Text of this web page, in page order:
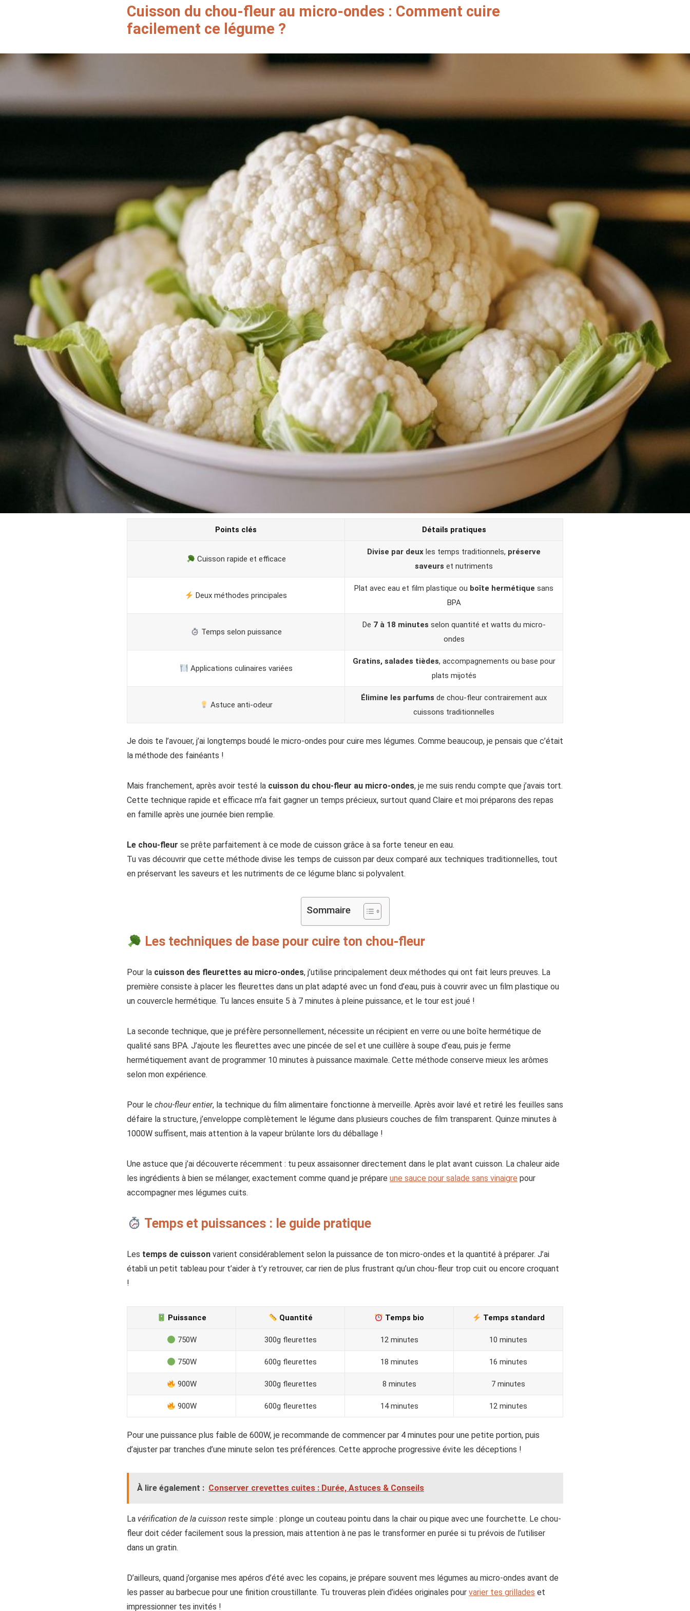
Cuisson du chou-fleur au micro-ondes : Comment cuire
facilement ce légume ?
Points clés Détails pratiques
Cuisson rapide et efficace
Divise par deux les temps traditionnels, préserve
saveurs et nutriments
Deux méthodes principales
Plat avec eau et film plastique ou boîte hermétique sans
BPA
Temps selon puissance
De 7 à 18 minutes selon quantité et watts du micro-
ondes
Applications culinaires variées
Gratins, salades tièdes, accompagnements ou base pour
plats mijotés
Astuce anti-odeur
Élimine les parfums de chou-fleur contrairement aux
cuissons traditionnelles
Je dois te l’avouer, j’ai longtemps boudé le micro-ondes pour cuire mes légumes. Comme beaucoup, je pensais que c’était
la méthode des fainéants !
Mais franchement, après avoir testé la cuisson du chou-fleur au micro-ondes, je me suis rendu compte que j’avais tort.
Cette technique rapide et efficace m’a fait gagner un temps précieux, surtout quand Claire et moi préparons des repas
en famille après une journée bien remplie.
Le chou-fleur se prête parfaitement à ce mode de cuisson grâce à sa forte teneur en eau.
Tu vas découvrir que cette méthode divise les temps de cuisson par deux comparé aux techniques traditionnelles, tout
en préservant les saveurs et les nutriments de ce légume blanc si polyvalent.
Sommaire
Les techniques de base pour cuire ton chou-fleur
Pour la cuisson des fleurettes au micro-ondes, j’utilise principalement deux méthodes qui ont fait leurs preuves. La
première consiste à placer les fleurettes dans un plat adapté avec un fond d’eau, puis à couvrir avec un film plastique ou
un couvercle hermétique. Tu lances ensuite 5 à 7 minutes à pleine puissance, et le tour est joué !
La seconde technique, que je préfère personnellement, nécessite un récipient en verre ou une boîte hermétique de
qualité sans BPA. J’ajoute les fleurettes avec une pincée de sel et une cuillère à soupe d’eau, puis je ferme
hermétiquement avant de programmer 10 minutes à puissance maximale. Cette méthode conserve mieux les arômes
selon mon expérience.
Pour le chou-fleur entier, la technique du film alimentaire fonctionne à merveille. Après avoir lavé et retiré les feuilles sans
défaire la structure, j’enveloppe complètement le légume dans plusieurs couches de film transparent. Quinze minutes à
1000W suffisent, mais attention à la vapeur brûlante lors du déballage !
Une astuce que j’ai découverte récemment : tu peux assaisonner directement dans le plat avant cuisson. La chaleur aide
les ingrédients à bien se mélanger, exactement comme quand je prépare une sauce pour salade sans vinaigre pour
accompagner mes légumes cuits.
Temps et puissances : le guide pratique
Les temps de cuisson varient considérablement selon la puissance de ton micro-ondes et la quantité à préparer. J’ai
établi un petit tableau pour t’aider à t’y retrouver, car rien de plus frustrant qu’un chou-fleur trop cuit ou encore croquant
!
Puissance Quantité Temps bio Temps standard
750W 300g fleurettes 12 minutes 10 minutes
750W 600g fleurettes 18 minutes 16 minutes
900W 300g fleurettes 8 minutes 7 minutes
900W 600g fleurettes 14 minutes 12 minutes
Pour une puissance plus faible de 600W, je recommande de commencer par 4 minutes pour une petite portion, puis
d’ajuster par tranches d’une minute selon tes préférences. Cette approche progressive évite les déceptions !
À lire également : Conserver crevettes cuites : Durée, Astuces & Conseils
La vérification de la cuisson reste simple : plonge un couteau pointu dans la chair ou pique avec une fourchette. Le chou-
fleur doit céder facilement sous la pression, mais attention à ne pas le transformer en purée si tu prévois de l’utiliser
dans un gratin.
D’ailleurs, quand j’organise mes apéros d’été avec les copains, je prépare souvent mes légumes au micro-ondes avant de
les passer au barbecue pour une finition croustillante. Tu trouveras plein d’idées originales pour varier tes grillades et
impressionner tes invités !